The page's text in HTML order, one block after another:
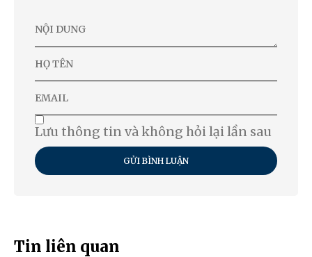
Lưu thông tin và không hỏi lại lần sau
GỬI BÌNH LUẬN
Tin liên quan